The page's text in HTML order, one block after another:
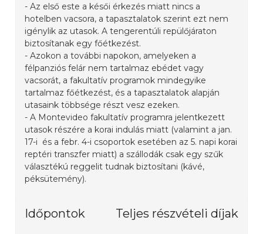
- Az első este a késői érkezés miatt nincs a
hotelben vacsora, a tapasztalatok szerint ezt nem
igénylik az utasok. A tengerentúli repülőjáraton
biztosítanak egy főétkezést.
- Azokon a további napokon, amelyeken a
félpanziós felár nem tartalmaz ebédet vagy
vacsorát, a fakultatív programok mindegyike
tartalmaz főétkezést, és a tapasztalatok alapján
utasaink többsége részt vesz ezeken.
- A Montevideo fakultatív programra jelentkezett
utasok részére a korai indulás miatt (valamint a jan.
17-i és a febr. 4-i csoportok esetében az 5. napi korai
reptéri transzfer miatt) a szállodák csak egy szűk
választékú reggelit tudnak biztosítani (kávé,
péksütemény).
Időpontok Teljes részvételi díjak